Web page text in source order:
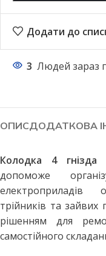
Додати до
3 Людей зараз
ОПИСДОДАТКОВА
Колодка 4
допоможе
електроприладів
трійників та зайвих
рішенням для
самостійного